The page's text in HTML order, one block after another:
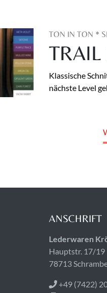
TON IN TON *
TRAIL
Klassische
nächste Level
ANSCHRIFT
Lederwaren
Hauptstr. 17/19
78713
+49 (7422)